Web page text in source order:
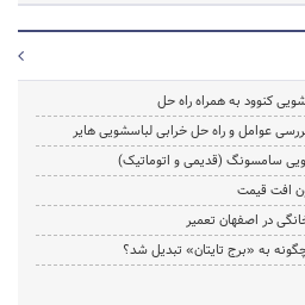
عوامل و راه حل خرابی لباسشویی هایر
سامسونگ (قدیمی و اتوماتیک)
افت قیمت
به «برج تایتان» تبدیل شد؟